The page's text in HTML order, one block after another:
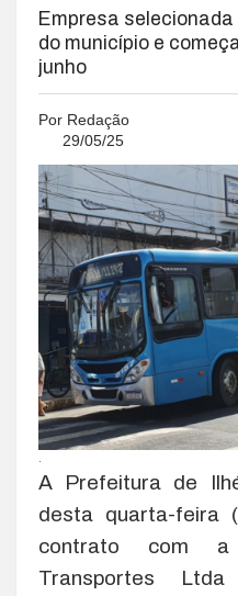
Empresa
do município e
junho
Por Redação
29/05/25
A Prefeitura de
desta quarta-feira
contrato com a
Transportes